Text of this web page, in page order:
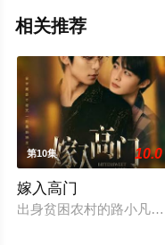
相关推荐
第10集 10.0
嫁入高门
出身贫困农村的路小凡